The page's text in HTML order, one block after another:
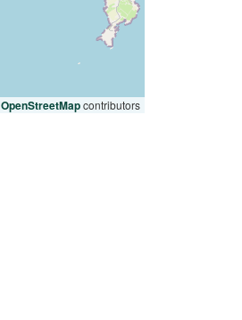
OpenStreetMapcontributors